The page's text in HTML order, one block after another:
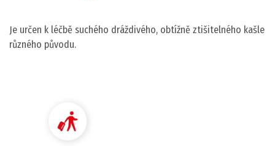
Je určen k léčbě suchého dráždivého, obtížně ztišitelného kašle
různého původu.